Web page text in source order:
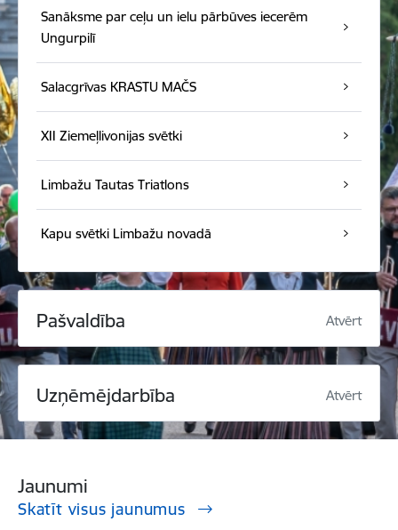
Sanāksme par ceļu un ielu pārbūves iecerēm
Ungurpilī
Salacgrīvas KRASTU MAČS
XII Ziemeļlivonijas svētki
Limbažu Tautas Triatlons
Kapu svētki Limbažu novadā
Pašvaldība Atvērt
Uzņēmējdarbība Atvērt
Jaunumi
Skatīt visus jaunumus